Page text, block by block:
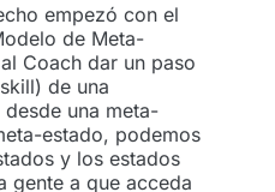
empezó con el
de Meta-
Coach dar un paso
de una
una meta-
estado, podemos
y los estados
gente a que acceda